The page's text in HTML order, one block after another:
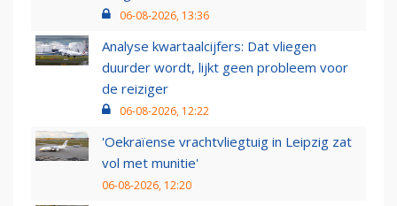
06-08-2026, 13:36
Analyse kwartaalcijfers: Dat vliegen
duurder wordt, lijkt geen probleem voor
de reiziger
06-08-2026, 12:22
'Oekraïense vrachtvliegtuig in Leipzig zat
vol met munitie'
06-08-2026, 12:20